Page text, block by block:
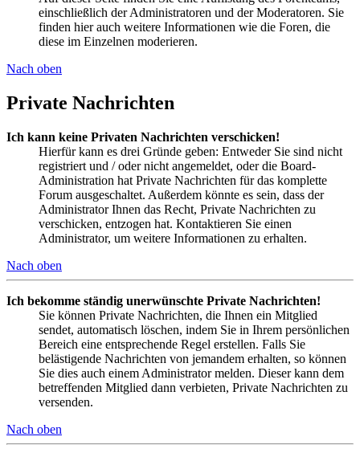
einschließlich der Administratoren und der Moderatoren. Sie
finden hier auch weitere Informationen wie die Foren, die
diese im Einzelnen moderieren.
Nach oben
Private Nachrichten
Ich kann keine Privaten Nachrichten verschicken!
Hierfür kann es drei Gründe geben: Entweder Sie sind nicht
registriert und / oder nicht angemeldet, oder die Board-
Administration hat Private Nachrichten für das komplette
Forum ausgeschaltet. Außerdem könnte es sein, dass der
Administrator Ihnen das Recht, Private Nachrichten zu
verschicken, entzogen hat. Kontaktieren Sie einen
Administrator, um weitere Informationen zu erhalten.
Nach oben
Ich bekomme ständig unerwünschte Private Nachrichten!
Sie können Private Nachrichten, die Ihnen ein Mitglied
sendet, automatisch löschen, indem Sie in Ihrem persönlichen
Bereich eine entsprechende Regel erstellen. Falls Sie
belästigende Nachrichten von jemandem erhalten, so können
Sie dies auch einem Administrator melden. Dieser kann dem
betreffenden Mitglied dann verbieten, Private Nachrichten zu
versenden.
Nach oben